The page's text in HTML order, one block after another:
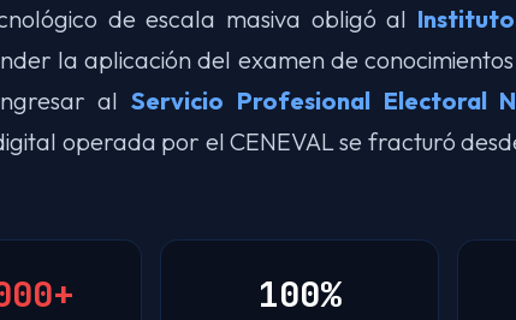
de escala masiva obligó al
la aplicación del examen de
alServicio Profesional Electoral
operada por el CENEVAL se fracturó
100%